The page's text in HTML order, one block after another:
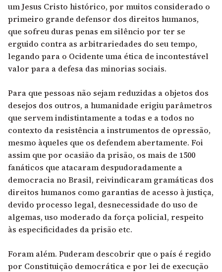
um Jesus Cristo histórico, por muitos considerado o
primeiro grande defensor dos direitos humanos,
que sofreu duras penas em silêncio por ter se
erguido contra as arbitrariedades do seu tempo,
legando para o Ocidente uma ética de incontestável
valor para a defesa das minorias sociais.
Para que pessoas não sejam reduzidas a objetos dos
desejos dos outros, a humanidade erigiu parâmetros
que servem indistintamente a todas e a todos no
contexto da resistência a instrumentos de opressão,
mesmo àqueles que os defendem abertamente. Foi
assim que por ocasião da prisão, os mais de 1500
fanáticos que atacaram despudoradamente a
democracia no Brasil, reivindicaram gramáticas dos
direitos humanos como garantias de acesso à justiça,
devido processo legal, desnecessidade do uso de
algemas, uso moderado da força policial, respeito
às especificidades da prisão etc.
Foram além. Puderam descobrir que o país é regido
por Constituição democrática e por lei de execução